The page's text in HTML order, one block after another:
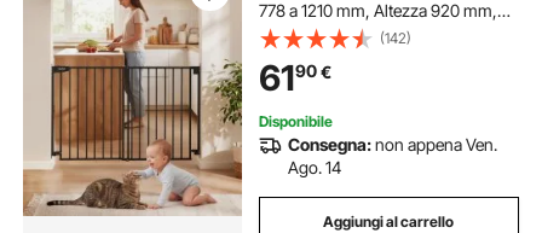
778 a 1210 mm, Altezza 920 mm,
olore Nero, Senza Barra Inferiore,
Installazione Rapida con Kit di
Montaggio, per Divisione Scale
(142)
6190€
Disponibile
Consegna:non appena Ven.
Ago. 14
Aggiungi al carrello